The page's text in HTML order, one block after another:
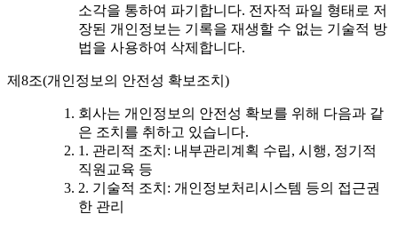
소각을 통하여 파기합니다. 전자적 파일 형태로 저
장된 개인정보는 기록을 재생할 수 없는 기술적 방
법을 사용하여 삭제합니다.
제8조(개인정보의 안전성 확보조치)
회사는 개인정보의 안전성 확보를 위해 다음과 같
은 조치를 취하고 있습니다.
1. 관리적 조치: 내부관리계획 수립, 시행, 정기적
직원교육 등
2. 기술적 조치: 개인정보처리시스템 등의 접근권
한 관리